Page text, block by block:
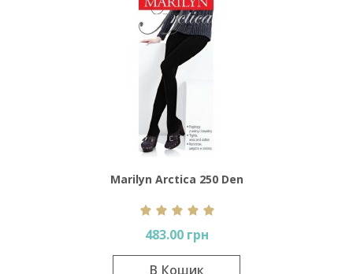
Marilyn Arctica 250 Den
483.00 грн
В Кошик